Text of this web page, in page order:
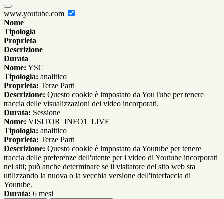
www.youtube.com
Nome
Tipologia
Proprieta
Descrizione
Durata
Nome: YSC
Tipologia: analitico
Proprieta: Terze Parti
Descrizione: Questo cookie è impostato da YouTube per tenere
traccia delle visualizzazioni dei video incorporati.
Durata: Sessione
Nome: VISITOR_INFO1_LIVE
Tipologia: analitico
Proprieta: Terze Parti
Descrizione: Questo cookie è impostato da Youtube per tenere
traccia delle preferenze dell'utente per i video di Youtube incorporati
nei siti; può anche determinare se il visitatore del sito web sta
utilizzando la nuova o la vecchia versione dell'interfaccia di
Youtube.
Durata: 6 mesi